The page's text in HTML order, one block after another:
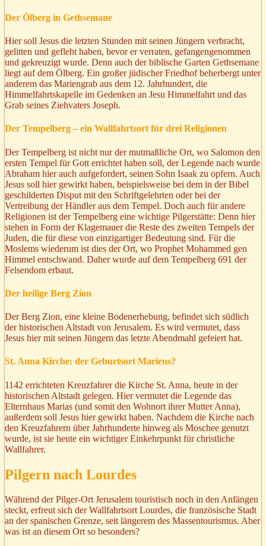
Der Ölberg in Gethsemane
Hier soll Jesus die letzten Stunden mit seinen Jüngern verbracht,
gelitten und gefleht haben, bevor er verraten, gefangengenommen
und gekreuzigt wurde. Denn auch der biblische Garten Gethsemane
liegt auf dem Ölberg. Ein großer jüdischer Friedhof beherbergt unter
anderem das Mariengrab aus dem 12. Jahrhundert, die
Himmelfahrtskapelle im Gedenken an Jesu Himmelfahrt und das
Grab seines Ziehvaters Joseph.
Der Tempelberg – ein Wallfahrtsort für drei Religionen
Der Tempelberg ist nicht nur der mutmaßliche Ort, wo Salomon den
ersten Tempel für Gott errichtet haben soll, der Legende nach wurde
Abraham hier auch aufgefordert, seinen Sohn Isaak zu opfern. Auch
Jesus soll hier gewirkt haben, beispielsweise bei dem in der Bibel
geschilderten Disput mit den Schriftgelehrten oder bei der
Vertreibung der Händler aus dem Tempel. Doch auch für andere
Religionen ist der Tempelberg eine wichtige Pilgerstätte: Denn hier
stehen in Form der Klagemauer die Reste des zweiten Tempels der
Juden, die für diese von einzigartiger Bedeutung sind. Für die
Moslems wiederum ist dies der Ort, wo Prophet Mohammed gen
Himmel entschwand. Daher wurde auf dem Tempelberg 691 der
Felsendom erbaut.
Der heilige Berg Zion
Der Berg Zion, eine kleine Bodenerhebung, befindet sich südlich
der historischen Altstadt von Jerusalem. Es wird vermutet, dass
Jesus hier mit seinen Jüngern das letzte Abendmahl gefeiert hat.
St. Anna Kirche: der Geburtsort Mariens?
1142 errichteten Kreuzfahrer die Kirche St. Anna, heute in der
historischen Altstadt gelegen. Hier vermutet die Legende das
Elternhaus Marias (und somit den Wohnort ihrer Mutter Anna),
außerdem soll Jesus hier gewirkt haben. Nachdem die Kirche nach
den Kreuzfahrern über Jahrhunderte hinweg als Moschee genutzt
wurde, ist sie heute ein wichtiger Einkehrpunkt für christliche
Wallfahrer.
Pilgern nach Lourdes
Während der Pilger-Ort Jerusalem touristisch noch in den Anfängen
steckt, erfreut sich der Wallfahrtsort Lourdes, die französische Stadt
an der spanischen Grenze, seit längerem des Massentourismus. Aber
was ist an diesem Ort so besonders?